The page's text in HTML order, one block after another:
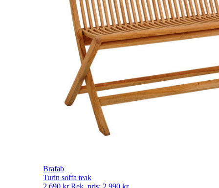
Brafab
Turin soffa teak
2 690 kr Rek. pris: 2 990 kr